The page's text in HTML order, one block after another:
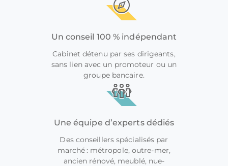
Un conseil 100 % indépendant
Cabinet détenu par ses dirigeants,
sans lien avec un promoteur ou un
groupe bancaire.
Une équipe d’experts dédiés
Des conseillers spécialisés par
marché : métropole, outre-mer,
ancien rénové, meublé, nue-